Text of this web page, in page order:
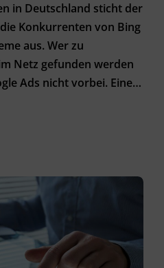
in Deutschland sticht der
Konkurrenten von Bing
aus. Wer zu
Netz gefunden werden
Ads nicht vorbei. Eine…